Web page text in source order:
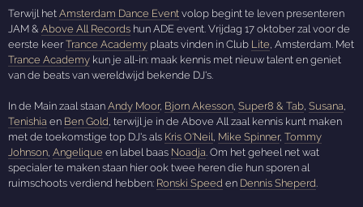
Terwijl hetAmsterdam Dance Event volop begint te leven presenteren
JAM &Above All Records hun ADE event. Vrijdag 17 oktober zal voor de
eerste keerTrance Academy plaats vinden in Club Lite, Amsterdam. Met
Trance Academy kun je all-in: maak kennis met nieuw talent en geniet
van de beats van wereldwijd bekende DJ's.
In de Main zaal staanAndy Moor, Bjorn Akesson,Super8 & Tab,Susana,
Tenishia en Ben Gold, terwijl je in de Above All zaal kennis kunt maken
met de toekomstige top DJ's als Kris O'Neil, Mike Spinner,Tommy
Johnson,Angelique en label baas Noadja. Om het geheel net wat
specialer te maken staan hier ook twee heren die hun sporen al
ruimschoots verdiend hebben: Ronski Speed en Dennis Sheperd.